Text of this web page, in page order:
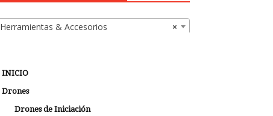
×
Herramientas & Accesorios
INICIO
Drones
Drones de Iniciación